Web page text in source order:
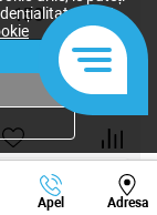
150
Apel Adresa
Viber Whatsapp
după